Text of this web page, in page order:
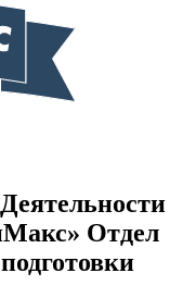
Отдел